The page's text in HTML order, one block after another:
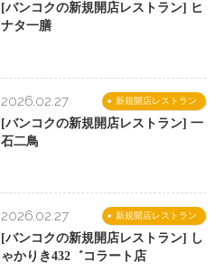
[バンコクの新規開店レストラン] ヒ
ナタ一膳
新規開店レストラン
2026.02.27
[バンコクの新規開店レストラン] 一
石二鳥
新規開店レストラン
2026.02.27
[バンコクの新規開店レストラン] し
ゃかりき432゛コラート店